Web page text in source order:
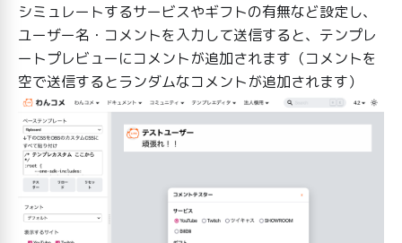
シミュレートするサービスやギフトの有無など設定し、
ユーザー名・コメントを入力して送信すると、テンプレ
ートプレビューにコメントが追加されます（コメントを
空で送信するとランダムなコメントが追加されます）